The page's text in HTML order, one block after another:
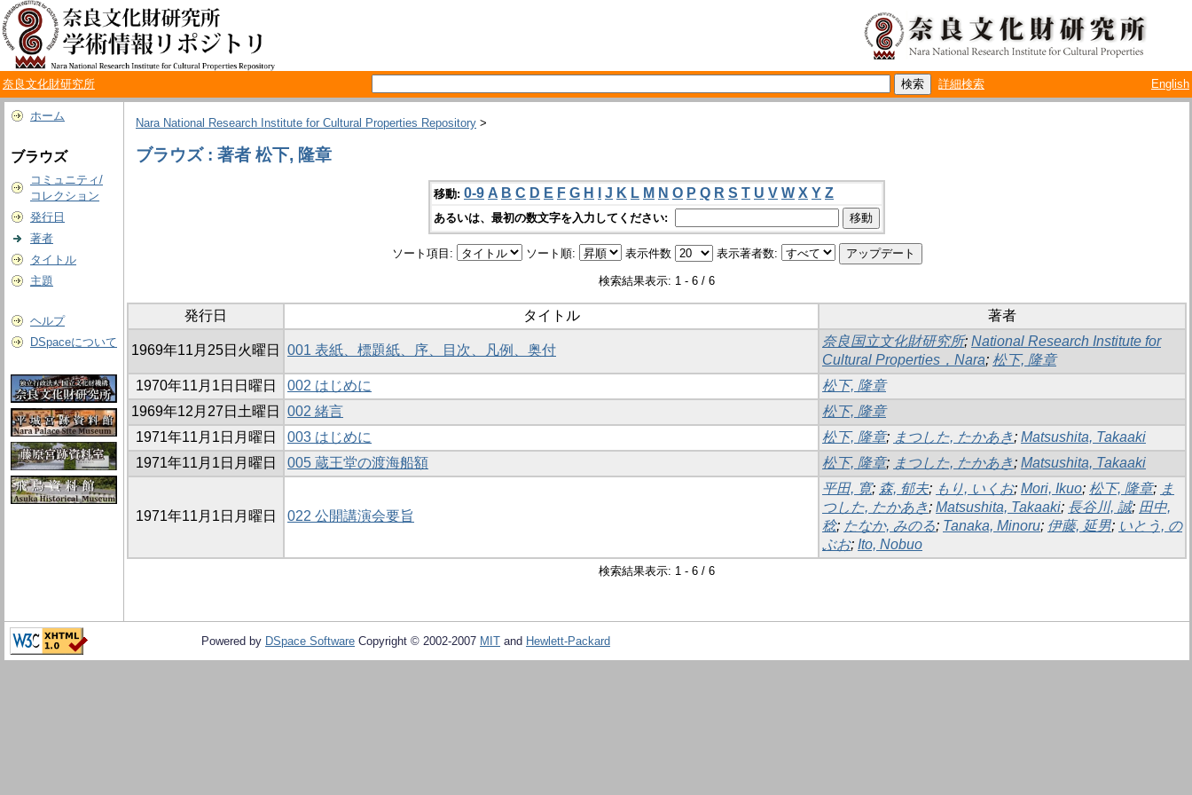
奈良文化財研究所 詳細検索 English
ホーム
ブラウズ
コミュニティ/
コレクション
発行日
著者
タイトル
主題
ヘルプ
DSpaceについて
Nara National Research Institute for Cultural Properties Repository >
ブラウズ : 著者 松下, 隆章
移動: 0-9 A B C D E F G H J K L M N O P Q R S T U V W X Y Z
あるいは、最初の数文字を入力してください:
ソート項目: ソート順: 表示件数 表示著者数:
検索結果表示: 1 - 6 / 6
発行日 タイトル 著者
1969年11月25日火曜日 001 表紙、標題紙、序、目次、凡例、奥付
奈良国立文化財研究所; National Research Institute for
Cultural Properties，Nara; 松下, 隆章
1970年11月1日日曜日
002 はじめに
松下, 隆章
1969年12月27日土曜日
002 緒言
松下, 隆章
1971年11月1日月曜日
003 はじめに 松下, 隆章; まつした, たかあき; Matsushita, Takaaki
1971年11月1日月曜日
005 蔵王堂の渡海船額 松下, 隆章; まつした, たかあき; Matsushita, Takaaki
1971年11月1日月曜日 022 公開講演会要旨
平田, 寛; 森, 郁夫; もり, いくお; Mori, Ikuo; 松下, 隆章; ま
つした, たかあき; Matsushita, Takaaki; 長谷川, 誠; 田中,
稔; たなか, みのる; Tanaka, Minoru; 伊藤, 延男; いとう, の
ぶお; Ito, Nobuo
検索結果表示: 1 - 6 / 6
Powered by DSpace Software Copyright © 2002-2007 MIT and Hewlett-Packard